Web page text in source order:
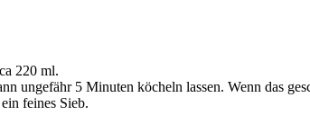
220 ml.
ungefähr 5 Minuten köcheln lassen. Wenn das
feines Sieb.